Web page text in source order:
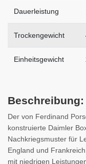
Dauerleistung
Trockengewicht
Einheitsgewicht
Beschreibung:
Der von Ferdinand
konstruierte Daimler
Nachkriegsmuster für
England und
mit niedrigen